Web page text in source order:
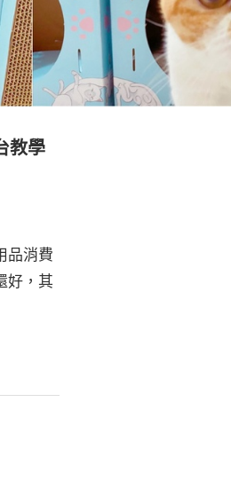
教學
品消費
好，其